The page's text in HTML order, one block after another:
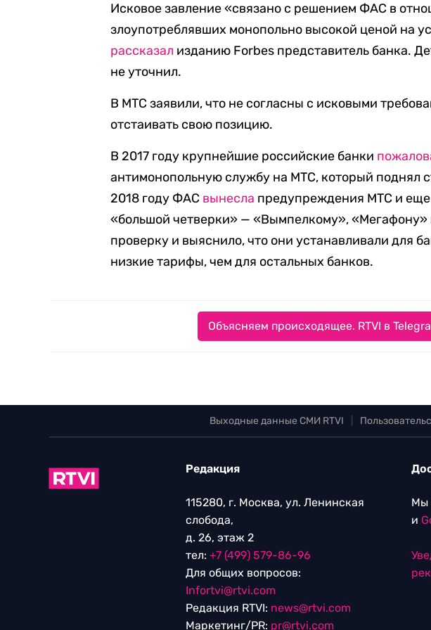
Исковое завление «связано с решением ФАС в
злоупотреблявших монопольно высокой ценой на
рассказал изданию Forbes представитель банка.
не уточнил.
В МТС заявили, что не согласны с исковыми
отстаивать свою позицию.
В 2017 году крупнейшие российские банки
антимонопольную службу на МТС, который поднял
2018 году ФАС вынесла предупреждения МТС и
«большой четверки» — «Вымпелкому», «Мегафону»
проверку и выяснило, что они устанавливали для
низкие тарифы, чем для остальных банков.
Объясняем происходящее. RTVI в
Выходные данные СМИ RTVI
Редакция
115280, г. Москва, ул. Ленинская
слобода,
д. 26, этаж 2
тел: +7 (499) 579-86-96
Для общих вопросов:
Infortvi@rtvi.com
Редакция RTVI: news@rtvi.com
Маркетинг/PR: pr@rtvi.com
Мы
и